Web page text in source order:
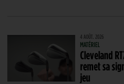
4 AOÛT. 2026
MATÉRIEL
Cleveland
remet sa
jeu